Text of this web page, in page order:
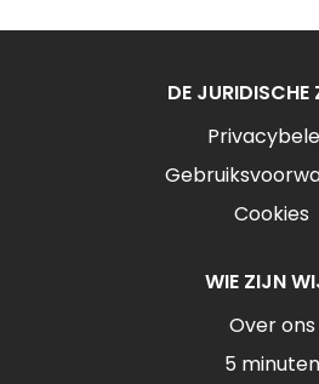
DE JURIDISCHE
Cookies
WIE ZIJN
Over ons
5 minuten